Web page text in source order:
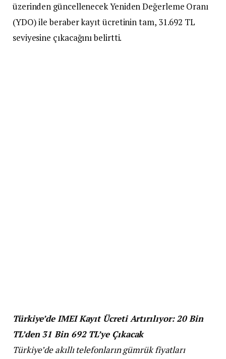
üzerinden güncellenecek Yeniden Değerleme Oranı
(YDO) ile beraber kayıt ücretinin tam, 31.692 TL
seviyesine çıkacağını belirtti.
Türkiye’de IMEI Kayıt Ücreti Artırılıyor: 20 Bin
TL’den 31 Bin 692 TL’ye Çıkacak
Türkiye’de akıllı telefonların gümrük fiyatları